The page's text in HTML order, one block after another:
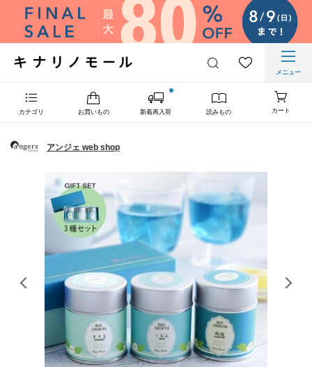
メニュー
カテゴリ お買いもの 新着再入荷 読みもの カート
アンジェ web shop